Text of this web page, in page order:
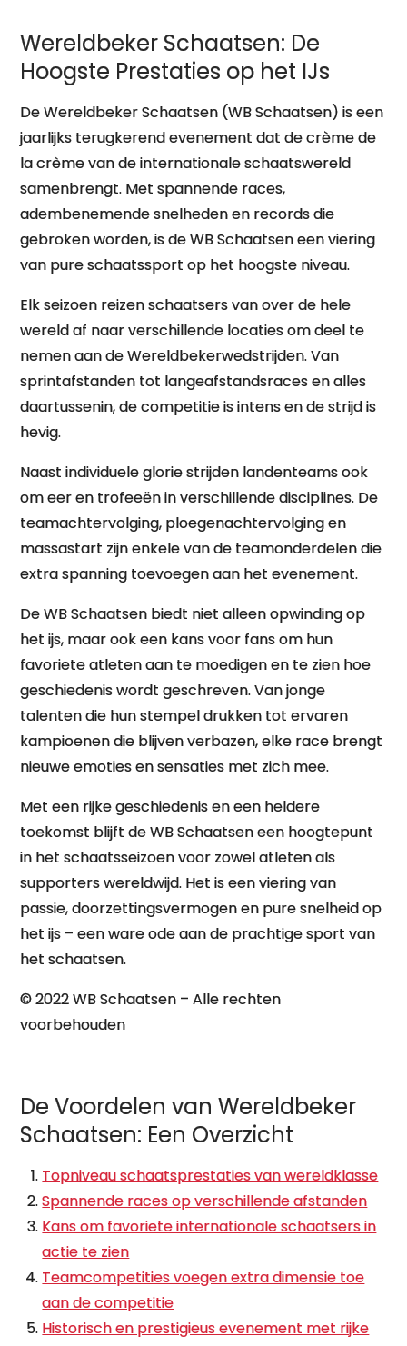
Wereldbeker Schaatsen: De
Hoogste Prestaties op het IJs
De Wereldbeker Schaatsen (WB Schaatsen) is een
jaarlijks terugkerend evenement dat de crème de
la crème van de internationale schaatswereld
samenbrengt. Met spannende races,
adembenemende snelheden en records die
gebroken worden, is de WB Schaatsen een viering
van pure schaatssport op het hoogste niveau.
Elk seizoen reizen schaatsers van over de hele
wereld af naar verschillende locaties om deel te
nemen aan de Wereldbekerwedstrijden. Van
sprintafstanden tot langeafstandsraces en alles
daartussenin, de competitie is intens en de strijd is
hevig.
Naast individuele glorie strijden landenteams ook
om eer en trofeeën in verschillende disciplines. De
teamachtervolging, ploegenachtervolging en
massastart zijn enkele van de teamonderdelen die
extra spanning toevoegen aan het evenement.
De WB Schaatsen biedt niet alleen opwinding op
het ijs, maar ook een kans voor fans om hun
favoriete atleten aan te moedigen en te zien hoe
geschiedenis wordt geschreven. Van jonge
talenten die hun stempel drukken tot ervaren
kampioenen die blijven verbazen, elke race brengt
nieuwe emoties en sensaties met zich mee.
Met een rijke geschiedenis en een heldere
toekomst blijft de WB Schaatsen een hoogtepunt
in het schaatsseizoen voor zowel atleten als
supporters wereldwijd. Het is een viering van
passie, doorzettingsvermogen en pure snelheid op
het ijs – een ware ode aan de prachtige sport van
het schaatsen.
© 2022 WB Schaatsen – Alle rechten
voorbehouden
De Voordelen van Wereldbeker
Schaatsen: Een Overzicht
Topniveau schaatsprestaties van wereldklasse
Spannende races op verschillende afstanden
Kans om favoriete internationale schaatsers in
actie te zien
Teamcompetities voegen extra dimensie toe
aan de competitie
Historisch en prestigieus evenement met rijke